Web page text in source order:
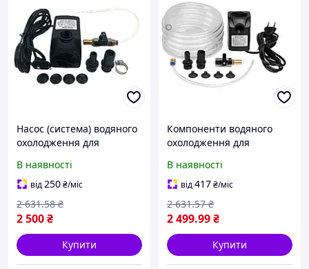
Насос (система) водяного
охолодження для
В наявності
від250₴/міс
2 500₴
2 631.58 ₴
Купити
Компоненти водяного
охолодження для
В наявності
від417₴/міс
2 499.99₴
2 631.57 ₴
Купити